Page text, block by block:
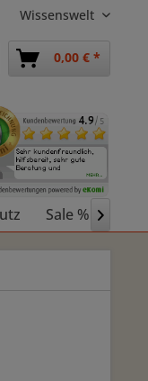
Wissenswelt
0,00 € *
Sale % 